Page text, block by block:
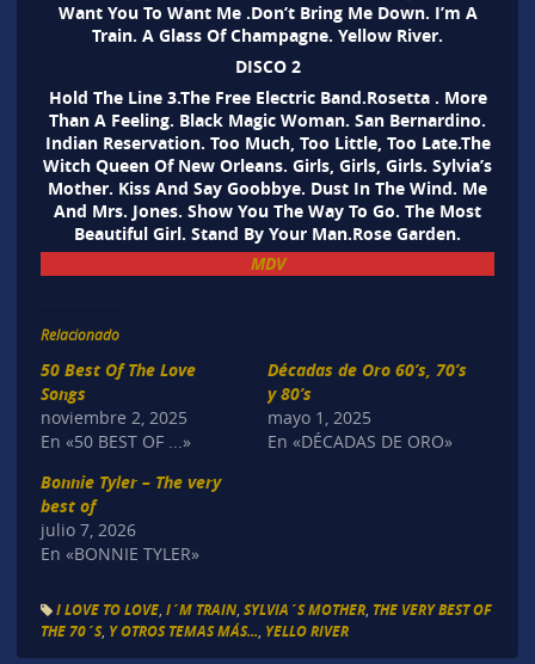
Want You To Want Me .Don’t Bring Me Down. I’m A
Train. A Glass Of Champagne. Yellow River.
DISCO 2
Hold The Line 3.The Free Electric Band.Rosetta . More
Than A Feeling. Black Magic Woman. San Bernardino.
Indian Reservation. Too Much, Too Little, Too Late.The
Witch Queen Of New Orleans. Girls, Girls, Girls. Sylvia’s
Mother. Kiss And Say Goobbye. Dust In The Wind. Me
And Mrs. Jones. Show You The Way To Go. The Most
Beautiful Girl. Stand By Your Man.Rose Garden.
MDV
Relacionado
50 Best Of The Love
Songs
noviembre 2, 2025
En «50 BEST OF ...»
Décadas de Oro 60’s, 70’s
y 80’s
mayo 1, 2025
En «DÉCADAS DE ORO»
Bonnie Tyler – The very
best of
julio 7, 2026
En «BONNIE TYLER»
I LOVE TO LOVE, I´M TRAIN, SYLVIA´S MOTHER, THE VERY BEST OF
THE 70´S, Y OTROS TEMAS MÁS... YELLO RIVER